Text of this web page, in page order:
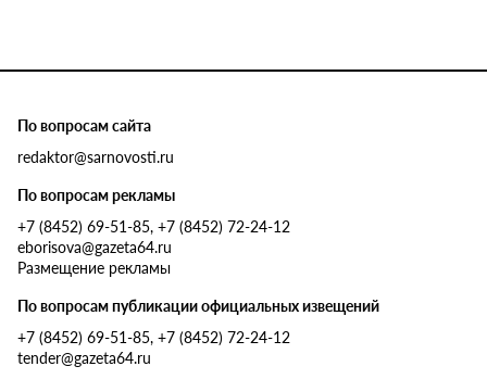
По вопросам сайта
redaktor@sarnovosti.ru
По вопросам рекламы
+7 (8452) 69-51-85, +7 (8452) 72-24-12
eborisova@gazeta64.ru
Размещение рекламы
По вопросам публикации официальных извещений
+7 (8452) 69-51-85, +7 (8452) 72-24-12
tender@gazeta64.ru